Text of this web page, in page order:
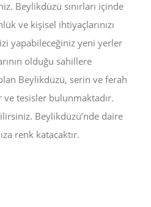
Beylikdüzü sınırları içinde
ve kişisel ihtiyaçlarınızı
yapabileceğiniz yeni yerler
olduğu sahillere
Beylikdüzü, serin ve ferah
tesisler bulunmaktadır.
Beylikdüzü’nde daire
renk katacaktır.
hummel Sporcu Sütyeni Kullanıcı
Yorumları: Destek, Kalıp ve
Dayanıklılık